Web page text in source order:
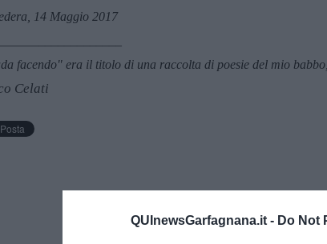
QUInewsGarfagnana.it - Do Not
14 Maggio 2017
facendo" era il titolo di una raccolta di poesie del mio
Celati